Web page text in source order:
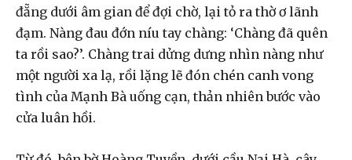
đẵng dưới âm gian để đợi chờ, lại tỏ ra thờ ơ lãnh
đạm. Nàng đau đớn níu tay chàng: ‘Chàng đã quên
ta rồi sao?’. Chàng trai dửng dưng nhìn nàng như
một người xa lạ, rồi lặng lẽ đón chén canh vong
tình của Mạnh Bà uống cạn, thản nhiên bước vào
cửa luân hồi.